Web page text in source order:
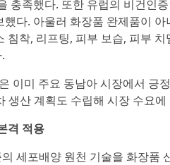
충족했다. 또한 유럽의 비건인증
다. 아울러 화장품 완제품이
침착, 리프팅, 피부 보습, 피부
은 이미 주요 동남아 시장에서
생산 계획도 수립해 시장 수요
격 적용
세포배양 원천 기술을 화장품